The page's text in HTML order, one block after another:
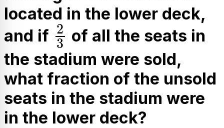
located in the lower deck,
and if 2
3
23
of all the seats in
the stadium were sold,
what fraction of the unsold
seats in the stadium were
in the lower deck?